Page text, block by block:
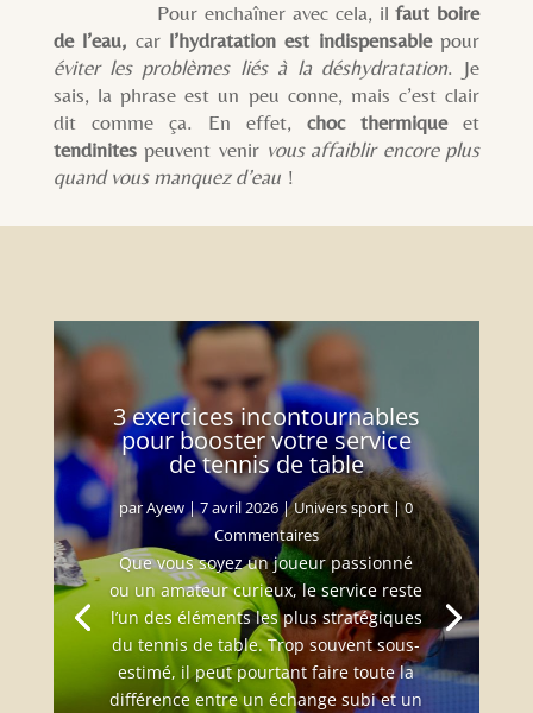
Pour enchaîner avec cela, ilfaut boire
de l’eau, car l’hydratation est indispensablepour
éviter les problèmes liés à la déshydratation. Je
sais, la phrase est un peu conne, mais c’est clair
dit comme ça. En effet,choc thermiqueet
tendinitespeuvent venir vous affaiblir encore plus
quand vous manquez d’eau!
3 exercices incontournables
pour booster votre service
de tennis de table
parAyew |7 avril 2026 |Univers sport| 0
Commentaires
Que vous soyez un joueur passionné
ou un amateur curieux, le service reste
l’un des éléments les plus stratégiques
du tennis de table. Trop souvent sous-
estimé, il peut pourtant faire toute la
différence entre un échange subi et un